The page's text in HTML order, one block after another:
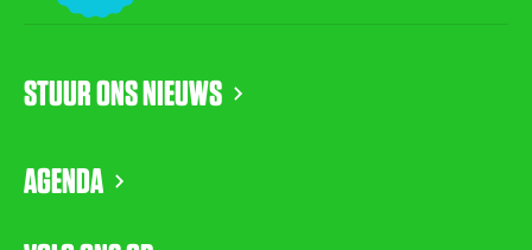
STUUR ONS NIEUWS
AGENDA